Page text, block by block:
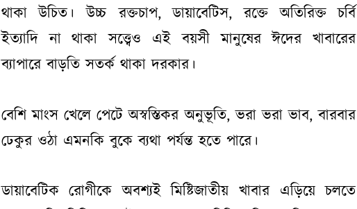
থাকা উচিত। উচ্চ রক্তচাপ, ডায়াবেটিস, রক্তে অতিরিক্ত চর্বি
ইত্যাদি না থাকা সত্ত্বেও এই বয়সী মানুষের ঈদের খাবারের
ব্যাপারে বাড়তি সতর্ক থাকা দরকার।
বেশি মাংস খেলে পেটে অস্বস্তিকর অনুভূতি, ভরা ভরা ভাব, বারবার
ঢেকুর ওঠা এমনকি বুকে ব্যথা পর্যন্ত হতে পারে।
ডায়াবেটিক রোগীকে অবশ্যই মিষ্টিজাতীয় খাবার এড়িয়ে চলতে